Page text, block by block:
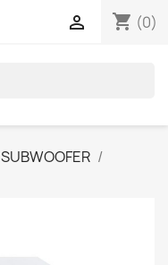
shopping_cart (0)

SUBWOOFER